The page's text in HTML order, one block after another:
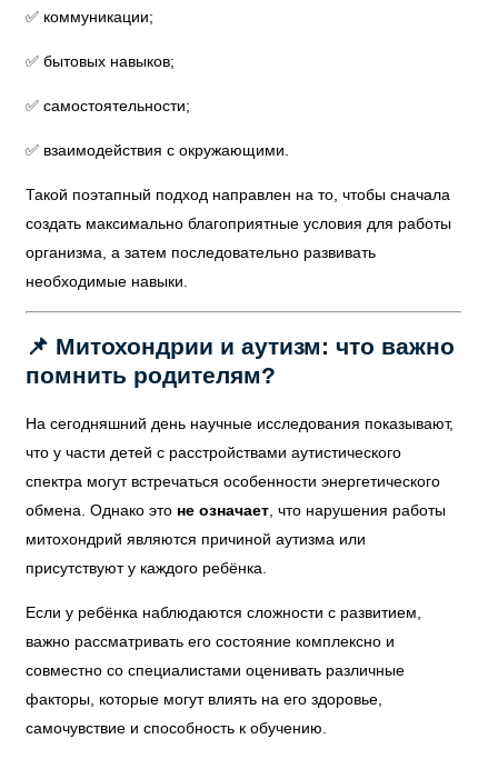
✅ коммуникации;
✅ бытовых навыков;
✅ самостоятельности;
✅ взаимодействия с окружающими.
Такой поэтапный подход направлен на то, чтобы сначала
создать максимально благоприятные условия для работы
организма, а затем последовательно развивать
необходимые навыки.
📌 Митохондрии и аутизм: что важно
помнить родителям?
На сегодняшний день научные исследования показывают,
что у части детей с расстройствами аутистического
спектра могут встречаться особенности энергетического
обмена. Однако это не означает, что нарушения работы
митохондрий являются причиной аутизма или
присутствуют у каждого ребёнка.
Если у ребёнка наблюдаются сложности с развитием,
важно рассматривать его состояние комплексно и
совместно со специалистами оценивать различные
факторы, которые могут влиять на его здоровье,
самочувствие и способность к обучению.